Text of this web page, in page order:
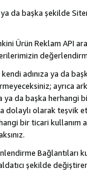
ya da başka şekilde
Ürün Reklam API
adınıza ya da
ayrıca
da başka herhangi
dolaylı olarak teşvik
bir ticari
Bağlantıları
aldatıcı şekilde